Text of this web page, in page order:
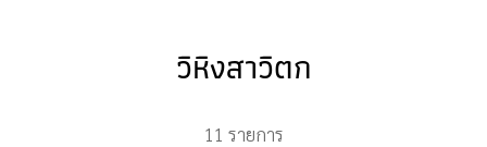
วิหิงสาวิตก
11 รายการ